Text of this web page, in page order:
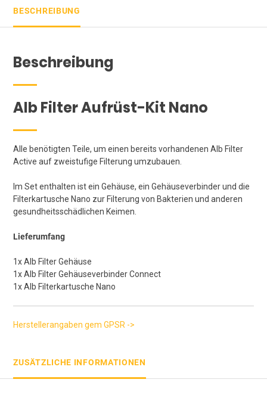
Aktivkohlefilter
Filter
BESCHREIBUNG
Beschreibung
Alb Filter Aufrüst-Kit Nano
Alle benötigten Teile, um einen bereits vorhandenen Alb Filter
Active auf zweistufige Filterung umzubauen.
Im Set enthalten ist ein Gehäuse, ein Gehäuseverbinder und die
Filterkartusche Nano zur Filterung von Bakterien und anderen
gesundheitsschädlichen Keimen.
Lieferumfang
1x Alb Filter Gehäuse
1x Alb Filter Gehäuseverbinder Connect
1x Alb Filterkartusche Nano
Herstellerangaben gem GPSR ->
ZUSÄTZLICHE INFORMATIONEN